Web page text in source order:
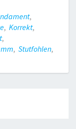
,
, Korrekt,
,
, Stutfohlen,